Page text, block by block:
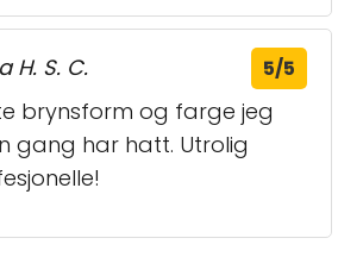
H. S. C. 5/5
brynsform og farge jeg
gang har hatt. Utrolig